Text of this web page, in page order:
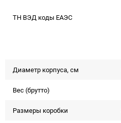
ТН ВЭД коды ЕАЭС
Диаметр корпуса, см
Вес (брутто)
Размеры коробки